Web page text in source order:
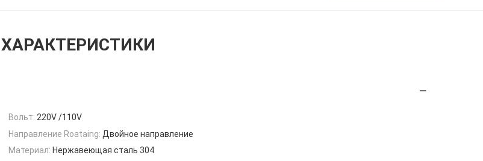
ХАРАКТЕРИСТИКИ
Вольт: 220V /110V
Направление Roataing: Двойное направление
Материал: Нержавеющая сталь 304